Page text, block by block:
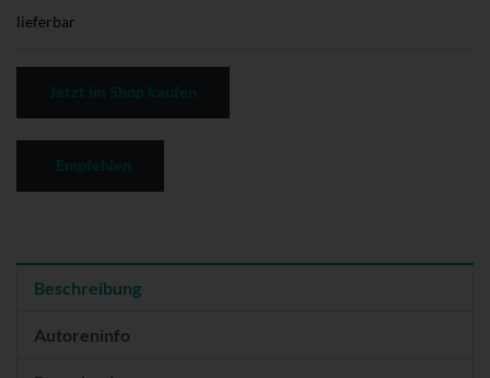
lieferbar
Beschreibung
Autoreninfo